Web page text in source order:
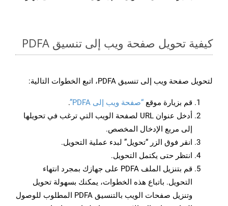
كيفية تحويل صفحة ويب إلى تنسيق PDFA
لتحويل صفحة ويب إلى تنسيق PDFA، اتبع الخطوات التالية:
قم بزيارة موقع “صفحة ويب إلى PDFA”
.
أدخل عنوان URL لصفحة الويب التي ترغب في تحويلها
إلى مربع الإدخال المخصص.
انقر فوق الزر “تحويل” لبدء عملية التحويل.
انتظر حتى يكتمل التحويل.
قم بتنزيل الملف PDFA على جهازك بمجرد انتهاء
التحويل. باتباع هذه الخطوات، يمكنك بسهولة تحويل
وتنزيل صفحات الويب بالتنسيق PDFA المطلوب للوصول